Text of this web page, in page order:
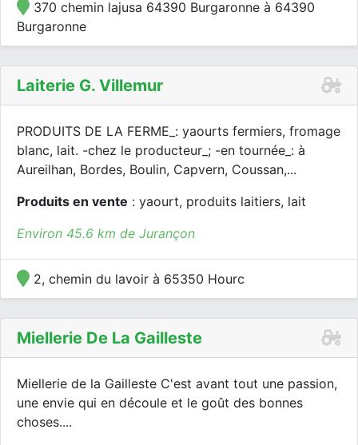
370 chemin lajusa 64390 Burgaronne à 64390
Burgaronne
Laiterie G. Villemur
PRODUITS DE LA FERME_: yaourts fermiers, fromage
blanc, lait. -chez le producteur_; -en tournée_: à
Aureilhan, Bordes, Boulin, Capvern, Coussan,...
Produits en vente : yaourt, produits laitiers, lait
Environ 45.6 km de Jurançon
2, chemin du lavoir à 65350 Hourc
Miellerie De La Gailleste
Miellerie de la Gailleste C'est avant tout une passion,
une envie qui en découle et le goût des bonnes
choses....